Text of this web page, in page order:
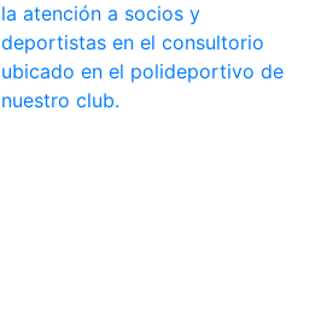
la atención a socios y
deportistas en el consultorio
ubicado en el polideportivo de
nuestro club.